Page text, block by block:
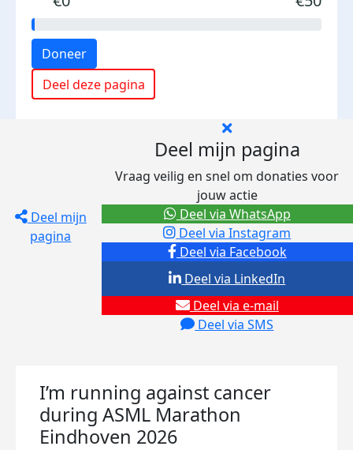
Doneer
Deel deze pagina
Deel mijn
pagina
Deel mijn pagina
Vraag veilig en snel om donaties voor
jouw actie
Deel via Facebook
Deel via Instagram
Deel via e-mail
Deel via SMS
Deel via LinkedIn
Deel via WhatsApp
I’m running against cancer
during ASML Marathon
Eindhoven 2026